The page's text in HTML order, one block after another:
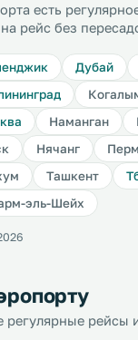
есть
рейс без
Дубай
Наманган
Нячанг
Ташкент
эль-Шейх